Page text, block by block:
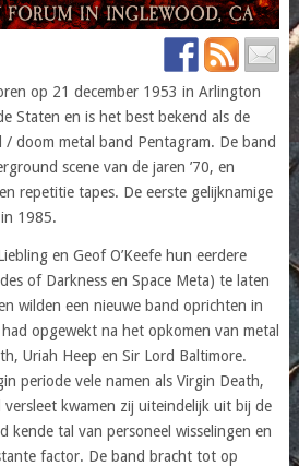
op 21 december 1953 in Arlington
Staten en is het best bekend als de
doom metal band Pentagram. De band
scene van de jaren ’70, en
repetitie tapes. De eerste gelijknamige
1985.
en Geof O’Keefe hun eerdere
of Darkness en Space Meta) te laten
wilden een nieuwe band oprichten in
opgewekt na het opkomen van metal
Uriah Heep en Sir Lord Baltimore.
periode vele namen als Virgin Death,
versleet kwamen zij uiteindelijk uit bij de
kende tal van personeel wisselingen en
factor. De band bracht tot op